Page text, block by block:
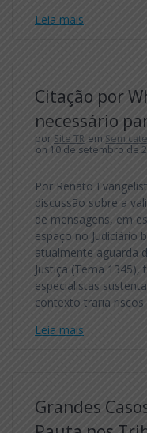
Leia mais
Citação por
necessário
por Site TR em Sem
on 10 de setembro de
Por Renato
discussão sobre a
de mensagens, em
espaço no Judiciário
atualmente aguarda
Justiça (Tema
especialistas
contexto traria
Leia mais
Grandes